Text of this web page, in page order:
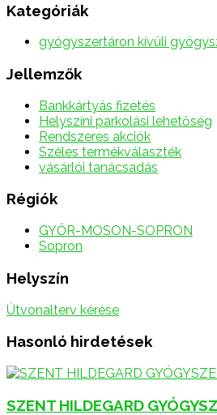
Kategóriák
gyógyszertáron kívüli
Jellemzők
Bankkártyás fizetés
Helyszíni parkolási lehetőség
Rendszeres akciók
Széles termékválaszték
vásárlói tanácsadás
Régiók
GYŐR-MOSON-SOPRON
Sopron
Helyszín
Útvonalterv kérése
Hasonló hirdetések
SZENT HILDEGARD